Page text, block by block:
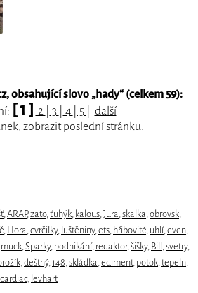
obsahující slovo „hady“ (celkem 59):
[ 1 ] 2 3 4 5
další
zobrazitposlednístránku.
, ARAP,zato, ťuhýk kalous Jura skalka obrovsk
Hora cvrčilky, luštěniny, ets hřibovité uhlí, even
muck Sparky, podnikání, redaktor, šišky, Bill svetry,
deštný, 148 skládka ediment, potok tepeln
cardiac, levhart